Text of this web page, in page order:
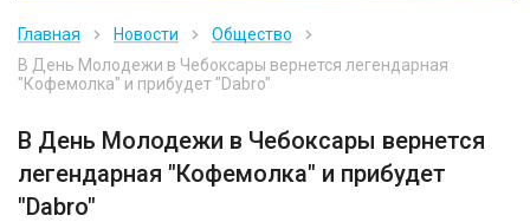
Главная Новости
Общество
В День Молодежи в Чебоксары вернется легендарная
"Кофемолка" и прибудет "Dabro"
В День Молодежи в Чебоксары вернется
легендарная "Кофемолка" и прибудет
"Dabro"